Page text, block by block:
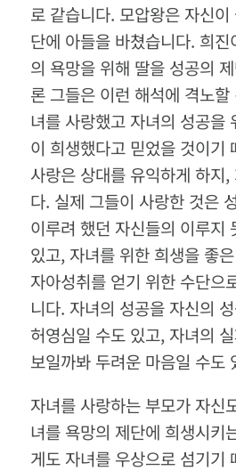
로 같습니다. 모압왕은 자신
단에 아들을 바쳤습니다. 희
의 욕망을 위해 딸을 성공의
론 그들은 이런 해석에 격노
녀를 사랑했고 자녀의 성공을
이 희생했다고 믿었을 것이기
사랑은 상대를 유익하게 하지
다. 실제 그들이 사랑한 것은
이루려 했던 자신들의 이루지
있고, 자녀를 위한 희생을 좋
자아성취를 얻기 위한 수단으
니다. 자녀의 성공을 자신의
허영심일 수도 있고, 자녀의
보일까봐 두려운 마음일 수도
자녀를 사랑하는 부모가 자신
녀를 욕망의 제단에 희생시키
게도 자녀를 우상으로 섬기기